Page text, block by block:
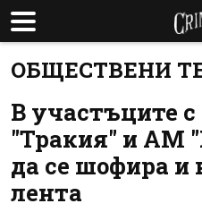
ОБЩЕСТВЕНИ
В участъците
"Тракия" и АМ
да се шофира и
лента